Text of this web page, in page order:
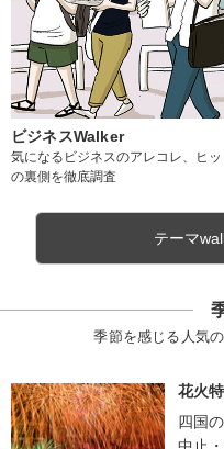
ビジネスWalker
気になるビジネスのアレコレ、ヒッ
の裏側を徹底調査
テーマ
季節を感じる人気
花火
四国